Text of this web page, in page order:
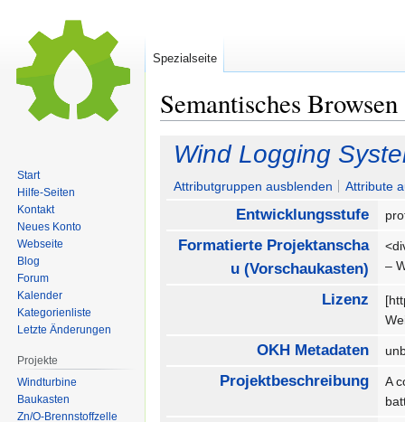
Semantisches Browsen
Zur
Navigation
springen
Zur
Suche
springen
Wind Logging
Attributgruppen ausblenden Attribute
Entwicklungsstufe
Formatierte Projektanscha
u (Vorschaukasten)
–
Lizenz
OKH Metadaten
Projektbeschreibung
A
Spezialseite
Start
Hilfe-Seiten
Kontakt
Neues Konto
Webseite
Blog
Forum
Kalender
Kategorienliste
Letzte Änderungen
Projekte
Windturbine
Baukasten
Zn/O-Brennstoffzelle